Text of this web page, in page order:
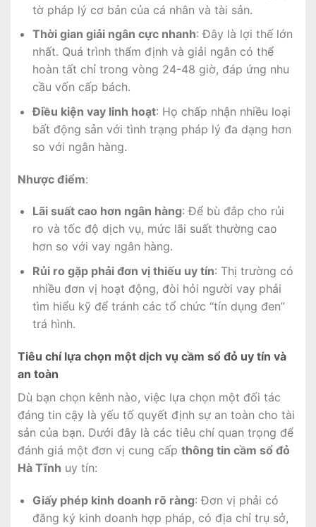
tờ pháp lý cơ bản của cá nhân và tài sản.
Thời gian giải ngân cực nhanh: Đây là lợi thế lớn
nhất. Quá trình thẩm định và giải ngân có thể
hoàn tất chỉ trong vòng 24-48 giờ, đáp ứng nhu
cầu vốn cấp bách.
Điều kiện vay linh hoạt: Họ chấp nhận nhiều loại
bất động sản với tình trạng pháp lý đa dạng hơn
so với ngân hàng.
Nhược điểm:
Lãi suất cao hơn ngân hàng: Để bù đắp cho rủi
ro và tốc độ dịch vụ, mức lãi suất thường cao
hơn so với vay ngân hàng.
Rủi ro gặp phải đơn vị thiếu uy tín: Thị trường có
nhiều đơn vị hoạt động, đòi hỏi người vay phải
tìm hiểu kỹ để tránh các tổ chức “tín dụng đen”
trá hình.
Tiêu chí lựa chọn một dịch vụ cầm sổ đỏ uy tín và
an toàn
Dù bạn chọn kênh nào, việc lựa chọn một đối tác
đáng tin cậy là yếu tố quyết định sự an toàn cho tài
sản của bạn. Dưới đây là các tiêu chí quan trọng để
đánh giá một đơn vị cung cấp thông tin cầm sổ đỏ
Hà Tĩnh uy tín:
Giấy phép kinh doanh rõ ràng: Đơn vị phải có
đăng ký kinh doanh hợp pháp, có địa chỉ trụ sở,